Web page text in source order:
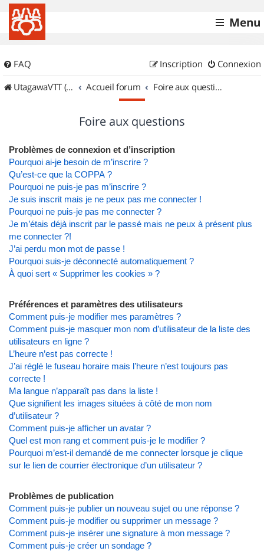
Menu
FAQ Connexion
Inscription
UtagawaVTT (Randos VTT et VTTAE avec traces GPS)
Accueil forum Foire aux questions
Foire aux questions
Problèmes de connexion et d’inscription
Pourquoi ai-je besoin de m’inscrire ?
Qu’est-ce que la COPPA ?
Pourquoi ne puis-je pas m’inscrire ?
Je suis inscrit mais je ne peux pas me connecter !
Pourquoi ne puis-je pas me connecter ?
Je m’étais déjà inscrit par le passé mais ne peux à présent plus
me connecter ?!
J’ai perdu mon mot de passe !
Pourquoi suis-je déconnecté automatiquement ?
À quoi sert « Supprimer les cookies » ?
Préférences et paramètres des utilisateurs
Comment puis-je modifier mes paramètres ?
Comment puis-je masquer mon nom d’utilisateur de la liste des
utilisateurs en ligne ?
L’heure n’est pas correcte !
J’ai réglé le fuseau horaire mais l’heure n’est toujours pas
correcte !
Ma langue n’apparaît pas dans la liste !
Que signifient les images situées à côté de mon nom
d’utilisateur ?
Comment puis-je afficher un avatar ?
Quel est mon rang et comment puis-je le modifier ?
Pourquoi m’est-il demandé de me connecter lorsque je clique
sur le lien de courrier électronique d’un utilisateur ?
Problèmes de publication
Comment puis-je publier un nouveau sujet ou une réponse ?
Comment puis-je modifier ou supprimer un message ?
Comment puis-je insérer une signature à mon message ?
Comment puis-je créer un sondage ?